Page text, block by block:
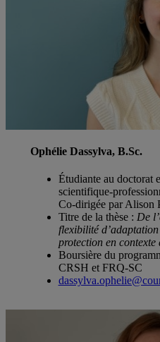
Ophélie Dassylva, B.Sc.
Étudiante au doctorat
scientifique-
Co-dirigée par Alison
Titre de la thèse : De
flexibilité
protection en contexte
Boursière du
CRSH et FRQ-SC